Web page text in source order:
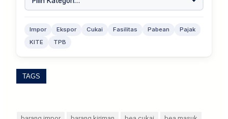
Impor Ekspor Cukai Fasilitas Pabean
Pajak
KITE
TPB
TAGS